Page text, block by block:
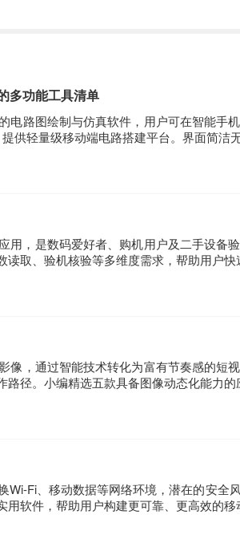
多功能工具清单
路图绘制与仿真软件，用户可在智能手
供轻量级移动端电路搭建平台。界面简洁
，是数码爱好者、购机用户及二手设备
取、验机核验等多维度需求，帮助用户
，通过智能技术转化为富有节奏感的短
径。小编精选五款具备图像动态化能力
Fi、移动数据等网络环境，潜在的安全
软件，帮助用户构建更可靠、更高效的